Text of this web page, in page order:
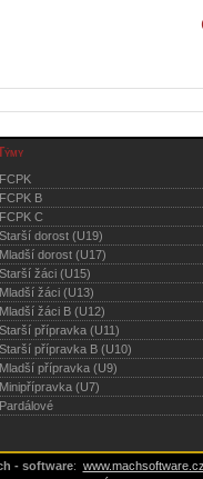
FCPK
FCPK B
FCPK C
Starší dorost (U19)
Mladší dorost (U17)
Starší žáci (U15)
Mladší žáci (U13)
Mladší žáci B (U12)
Starší přípravka (U11)
Starší přípravka B (U10)
Mladší přípravka (U9)
Minipřípravka (U7)
Pardálové
- software: